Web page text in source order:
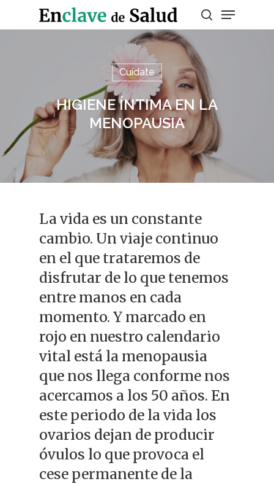
Presiona enter para buscar o ESC para
Cuídate
HIGIENE ÍNTIMA EN LA
MENOPAUSIA
La vida es un constante
cambio. Un viaje continuo
en el que trataremos de
disfrutar de lo que tenemos
entre manos en cada
momento. Y marcado en
rojo en nuestro calendario
vital está la menopausia
que nos llega conforme nos
acercamos a los 50 años. En
este periodo de la vida los
ovarios dejan de producir
óvulos lo que provoca el
cese permanente de la